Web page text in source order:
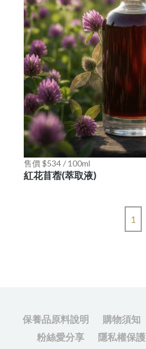
售價 $534 / 100ml
紅花苜蓿(萃取液)
1
保養品原料說明 購物須知
粉絲愛分享
隱私權保護